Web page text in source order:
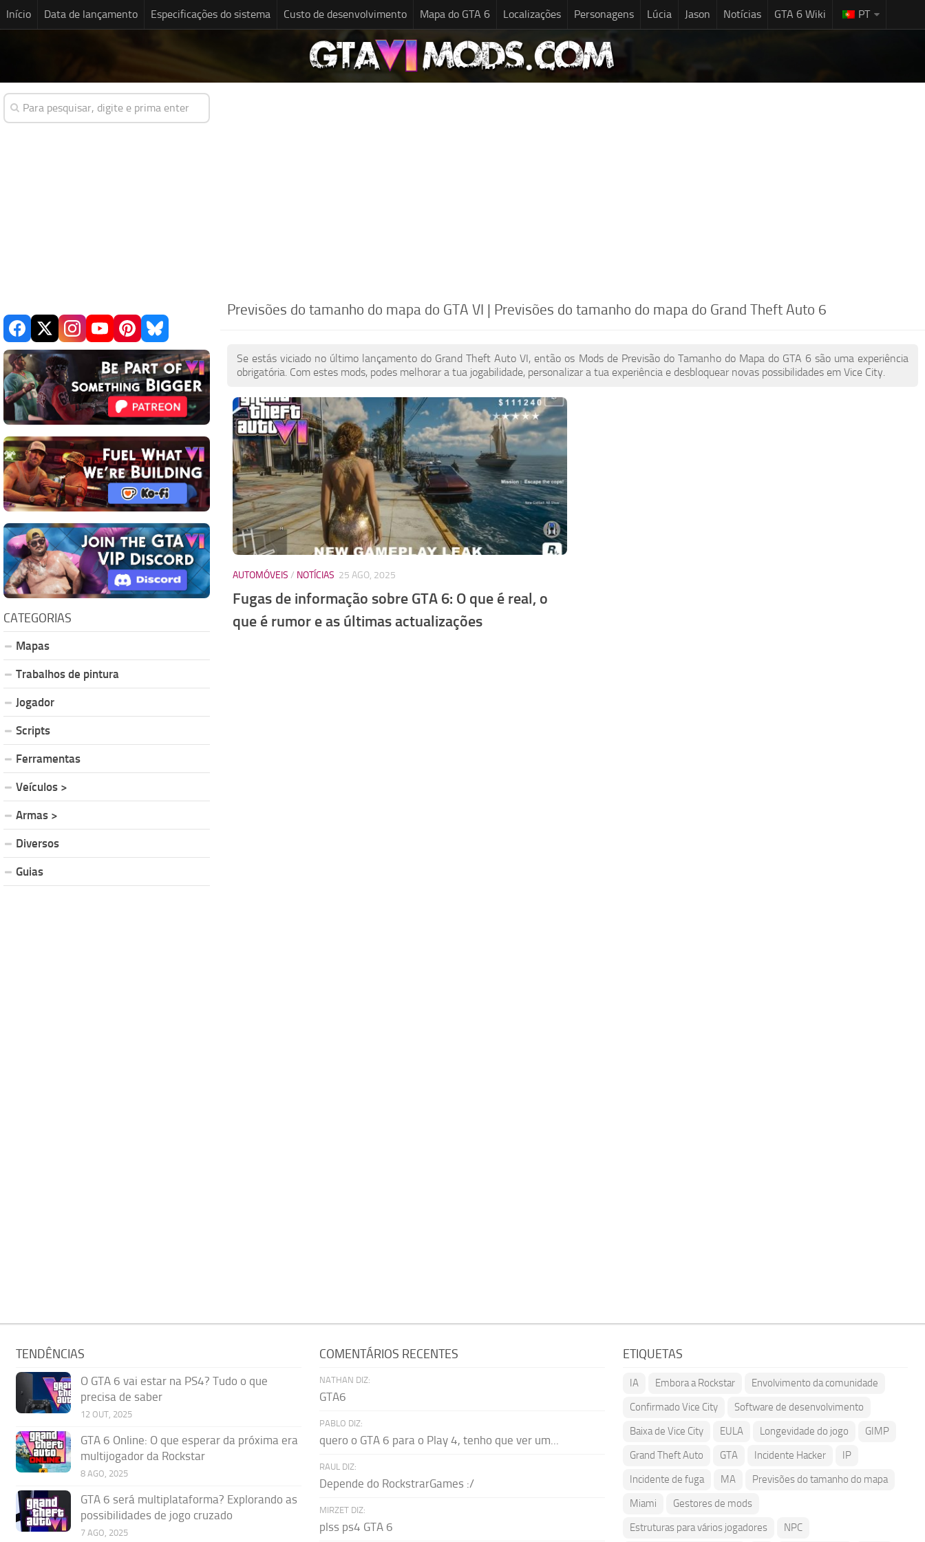
Início Data de lançamento Especificações do sistema Custo de desenvolvimento Mapa do GTA 6 Localizações Personagens Lúcia Jason Notícias GTA 6 Wiki PT
Previsões do tamanho do mapa do GTA VI | Previsões do tamanho do mapa do Grand Theft Auto 6
Se estás viciado no último lançamento do Grand Theft Auto VI, então os Mods de Previsão do Tamanho do Mapa do GTA 6 são uma experiência
obrigatória. Com estes mods, podes melhorar a tua jogabilidade, personalizar a tua experiência e desbloquear novas possibilidades em Vice City.
AUTOMÓVEIS / NOTÍCIAS 25 AGO, 2025
Fugas de informação sobre GTA 6: O que é real, o
que é rumor e as últimas actualizações
CATEGORIAS
Mapas
Trabalhos de pintura
Jogador
Scripts
Ferramentas
Veículos >
Armas >
Diversos
Guias
TENDÊNCIAS
O GTA 6 vai estar na PS4? Tudo o que
precisa de saber
12 OUT, 2025
GTA 6 Online: O que esperar da próxima era
multijogador da Rockstar
8 AGO, 2025
GTA 6 será multiplataforma? Explorando as
possibilidades de jogo cruzado
7 AGO, 2025
COMENTÁRIOS RECENTES
NATHAN DIZ:
GTA6
PABLO DIZ:
quero o GTA 6 para o Play 4, tenho que ver um...
RAUL DIZ:
Depende do RockstrarGames :/
MIRZET DIZ:
plss ps4 GTA 6
ETIQUETAS
IA Embora a Rockstar
Envolvimento da comunidade
Confirmado Vice City
Software de desenvolvimento
Baixa de Vice City
EULA Longevidade do jogo
GIMP
Grand Theft Auto
GTA Incidente Hacker
IP
Incidente de fuga
MA
Previsões do tamanho do mapa
Miami
Gestores de mods
Estruturas para vários jogadores
NPC